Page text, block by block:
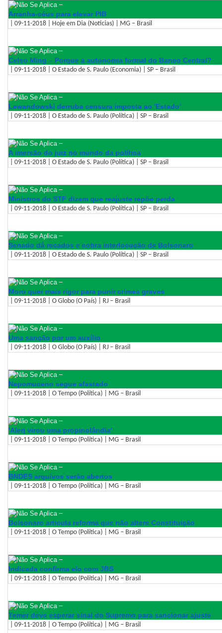
–
Arranha-céus para elevar PIB
| 09-11-2018 | Hoje em Dia (Notícias) | MG – Brasil
–
Celso Ming – Porque a autonomia formal do Banco Central?
| 09-11-2018 | O Estado de S. Paulo (Economia) | SP – Brasil
–
Lewandowski derruba censura imposta ao 'Estado'
| 09-11-2018 | O Estado de S. Paulo (Política) | SP – Brasil
–
A imersão do juiz no mundo da política
| 09-11-2018 | O Estado de S. Paulo (Política) | SP – Brasil
–
Ministros do STF dizem que reajuste repõe perda
| 09-11-2018 | O Estado de S. Paulo (Política) | SP – Brasil
–
Senado dá recados e cobra interlocução de Bolsonaro
| 09-11-2018 | O Estado de S. Paulo (Política) | SP – Brasil
–
Moro quer mais rigor para punir crimes graves
| 09-11-2018 | O Globo (O País) | RJ – Brasil
–
Uma sanção por um auxílio
| 09-11-2018 | O Globo (O País) | RJ – Brasil
–
Nepomuceno segue afastado
| 09-11-2018 | O Tempo (Política) | MG – Brasil
–
'Alerj virou uma propinolândia'
| 09-11-2018 | O Tempo (Política) | MG – Brasil
–
BNDES arquivos serão abertos
| 09-11-2018 | O Tempo (Política) | MG – Brasil
–
Bolsonaro articula reforma que não altere Constituição
| 09-11-2018 | O Tempo (Política) | MG – Brasil
–
Indicada confirma elo com JBS
| 09-11-2018 | O Tempo (Política) | MG – Brasil
–
Temer deve esperar sinal do Supremo para sancionar ajuste
| 09-11-2018 | O Tempo (Política) | MG – Brasil